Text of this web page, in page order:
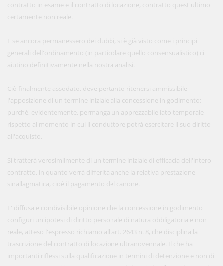
contratto in esame e il contratto di locazione, contratto quest'ultimo
certamente non reale.
E se ancora permanessero dei dubbi, si è già visto come i principi
generali dell'ordinamento (in particolare quello consensualistico) ci
aiutino definitivamente nella nostra analisi.
Ciò finalmente assodato, deve pertanto ritenersi ammissibile
l'apposizione di un termine iniziale alla concessione in godimento;
purchè, evidentemente, permanga un apprezzabile iato temporale
rispetto al momento in cui il conduttore potrà esercitare il suo diritto
all'acquisto.
Si tratterà verosimilmente di un termine iniziale di efficacia dell'intero
contratto, in quanto verrà differita anche la relativa prestazione
sinallagmatica, cioè il pagamento del canone.
E' diffusa e condivisibile opinione che la concessione in godimento
configuri un'ipotesi di diritto personale di natura obbligatoria e non
reale, atteso l'espresso richiamo all'art. 2643 n. 8, che disciplina la
trascrizione del contratto di locazione ultranovennale. Il che ha
importanti riflessi sulla qualificazione in termini di detenzione e non di